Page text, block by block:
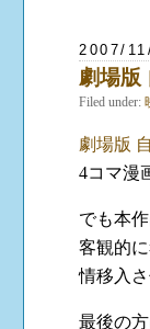
2007/
劇場版
Filed under:
劇場版
4コマ漫
でも本
客観的
情移入
最後の